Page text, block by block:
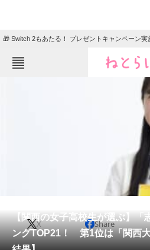
🎁 Switch 2もあたる！ プレゼントキャンペーン実
ニ
ク
地域
教
リ
会員記事
メディア
【関西の女子高校生が選ぶ】「
ングTOP21！ 第1位は「関西
X Share